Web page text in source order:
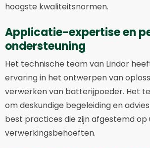
hoogste kwaliteitsnormen.
Applicatie-expertise en
ondersteuning
Het technische team van Lindor
ervaring in het ontwerpen van
verwerken van batterijpoeder. Het
om deskundige begeleiding en
best practices die zijn afgestemd op
verwerkingsbehoeften.